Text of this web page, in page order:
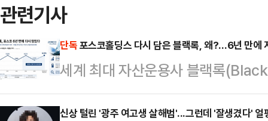
관련기사
단독포스코홀딩스 다시 담은 블랙록, 왜?…6년 만에
세계 최대 자산운용사 블랙록
분을 다시 6%대로 끌어올렸다. 아
되는 시점에서 글로벌 자금의 한국
신상 털린 '광주 여고생 살해범'...그런데 '잘생겼다' 얼